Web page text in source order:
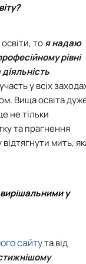
тоя надаю
рівні
у всіх
Вища освіта
не тільки
та прагнення
мить,
у
сайтута від